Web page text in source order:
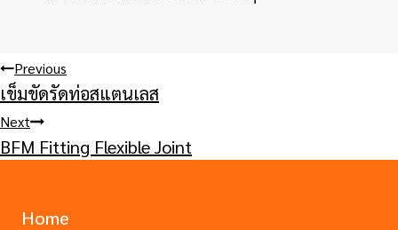
Post
navigation
Previous
เข็มขัดรัดท่อสแตนเลส
Next
BFM Fitting Flexible Joint
Home